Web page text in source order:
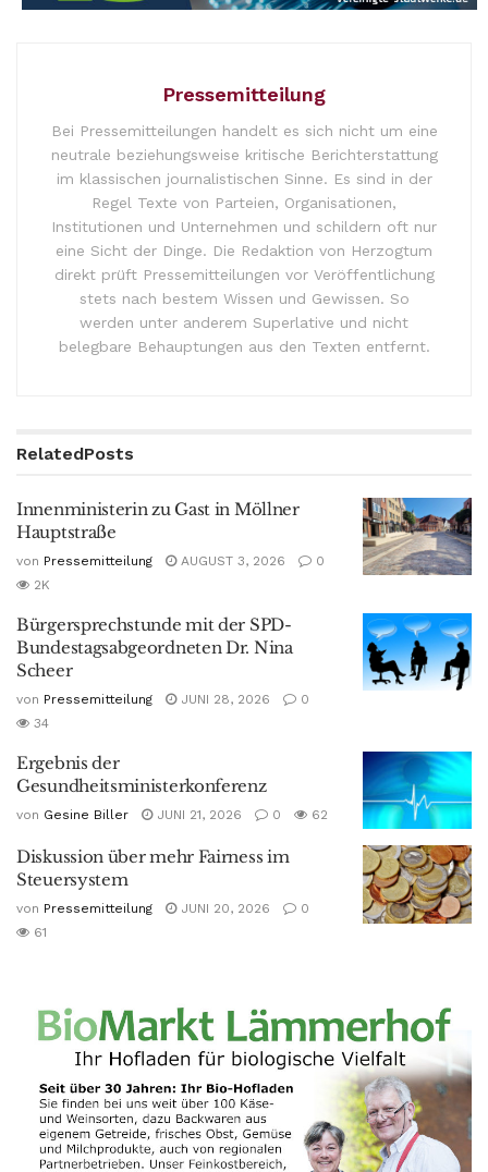
Pressemitteilung
Bei Pressemitteilungen handelt es sich nicht um eine
neutrale beziehungsweise kritische Berichterstattung
im klassischen journalistischen Sinne. Es sind in der
Regel Texte von Parteien, Organisationen,
Institutionen und Unternehmen und schildern oft nur
eine Sicht der Dinge. Die Redaktion von Herzogtum
direkt prüft Pressemitteilungen vor Veröffentlichung
stets nach bestem Wissen und Gewissen. So
werden unter anderem Superlative und nicht
belegbare Behauptungen aus den Texten entfernt.
RelatedPosts
Innenministerin zu Gast in Möllner
Hauptstraße
von Pressemitteilung AUGUST 3, 2026
0
2K
Bürgersprechstunde mit der SPD-
Bundestagsabgeordneten Dr. Nina
Scheer
von Pressemitteilung JUNI 28, 2026
0
34
Ergebnis der
Gesundheitsministerkonferenz
von Gesine Biller JUNI 21, 2026 0 62
Diskussion über mehr Fairness im
Steuersystem
von Pressemitteilung JUNI 20, 2026
0
61